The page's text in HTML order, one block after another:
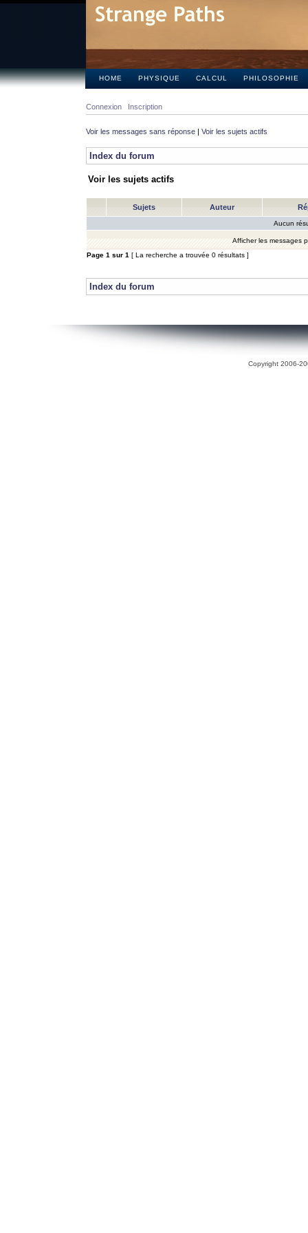
HOME PHYSIQUE CALCUL PHILOSOPHIE
Connexion Inscription
Voir les messages sans réponse | Voir les sujets actifs
Index du forum
Voir les sujets actifs
Sujets Auteur
Aucun
Afficher les messages
Page 1 sur 1 [ La recherche a trouvée 0 résultats ]
Index du forum
Copyright 2006-